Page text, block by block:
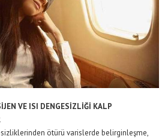
VE ISI DENGESİZLİĞİ KALP
ötürü varislerde belirginleşme,